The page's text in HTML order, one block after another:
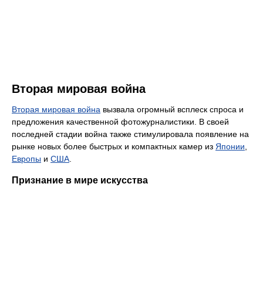
Вторая мировая война
Вторая мировая война вызвала огромный всплеск спроса и
предложения качественной фотожурналистики. В своей
последней стадии война также стимулировала появление на
рынке новых более быстрых и компактных камер из Японии,
Европы и США.
Признание в мире искусства